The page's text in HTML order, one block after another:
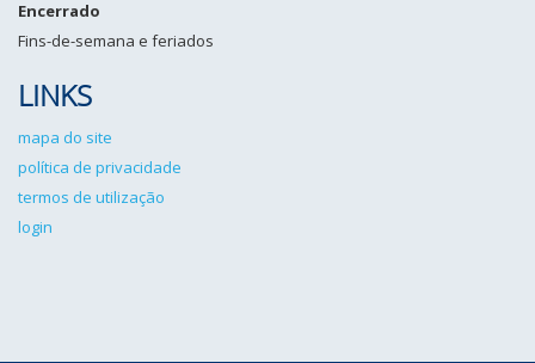
Encerrado
Fins-de-semana e feriados
LINKS
mapa do site
política de privacidade
termos de utilização
login